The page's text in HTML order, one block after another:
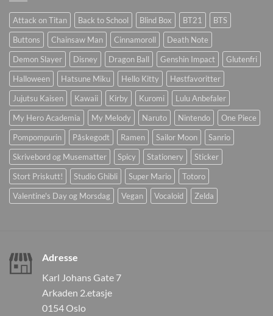
Attack on Titan Back to School Blind Box BT21
BTS
Buttons
Chainsaw Man Cinnamoroll
Death Note
Demon Slayer
Disney Dragon Ball Genshin Impact
Glutenfri
Halloween
Hatsune Miku Hello Kitty
Høstfavoritter
Jujutsu Kaisen
Kawaii Kirby Kuromi
Lulu Anbefaler
My Hero Academia
My Melody Naruto Nintendo
One Piece
Pompompurin
Påskegodt Ramen Sailor Moon
Sanrio
Skrivebord og Musematter
Spicy Stationery
Sticker
Stort Priskutt!
Studio Ghibli Super Mario
Totoro
Valentine's Day og Morsdag
Vegan Vocaloid Zelda
Adresse
Karl Johans Gate 7
Arkaden 2.etasje
0154 Oslo